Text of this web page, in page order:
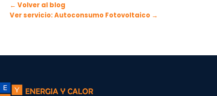
← Volver al blog
Ver servicio: Autoconsumo Fotovoltaico →